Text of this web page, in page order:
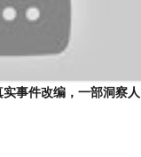
实事件改编，一部洞察人